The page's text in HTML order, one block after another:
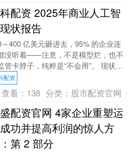
配资 2025年商业人工智
状报告
～400 亿美元砸进去，95% 的企业连
没听着——注意，不是模型烂，也不
管卡脖子，纯粹是“不会用”。 现状：
100 家企业里，95 家的....
配资
查看： 138 分类： 股市配资官网
配资官网 4家企业重塑运
功并提高利润的惊人方
第 2 部分